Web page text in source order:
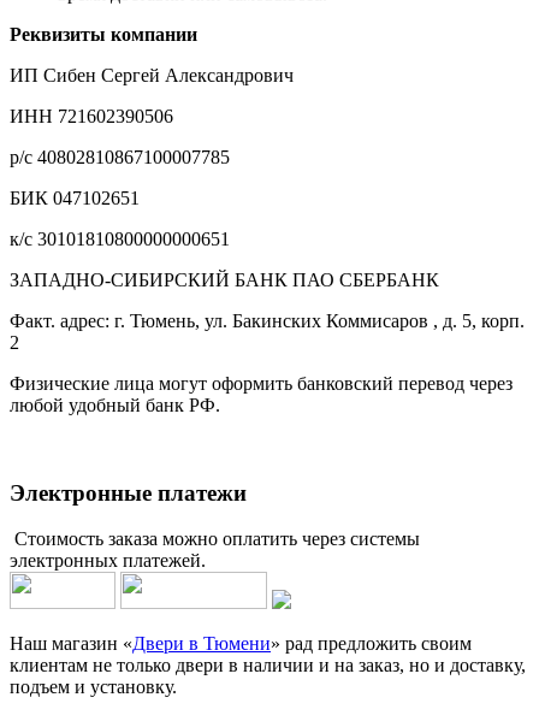
Реквизиты компании
ИП Сибен Сергей Александрович
ИНН 721602390506
р/с 40802810867100007785
БИК 047102651
к/с 30101810800000000651
ЗАПАДНО-СИБИРСКИЙ БАНК ПАО СБЕРБАНК
Факт. адрес: г. Тюмень, ул. Бакинских Коммисаров , д. 5, корп.
2
Физические лица могут оформить банковский перевод через
любой удобный банк РФ.
Электронные платежи
Стоимость заказа можно оплатить через системы
электронных платежей.
Наш магазин «Двери в Тюмени» рад предложить своим
клиентам не только двери в наличии и на заказ, но и доставку,
подъем и установку.